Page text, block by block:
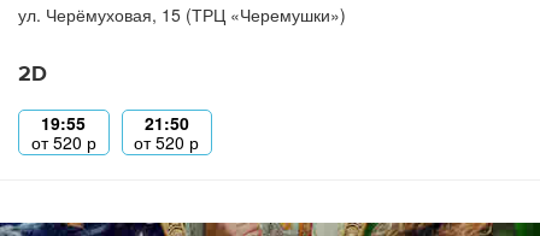
ул. Черёмуховая, 15 (ТРЦ «Черемушки»)
2D
19:55
от520 р
21:50
от520 р